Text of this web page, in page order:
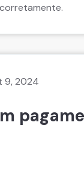
9, 2024